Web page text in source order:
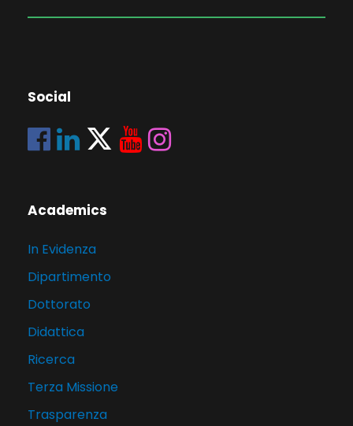
Social
Academics
In Evidenza
Dipartimento
Dottorato
Didattica
Ricerca
Terza Missione
Trasparenza